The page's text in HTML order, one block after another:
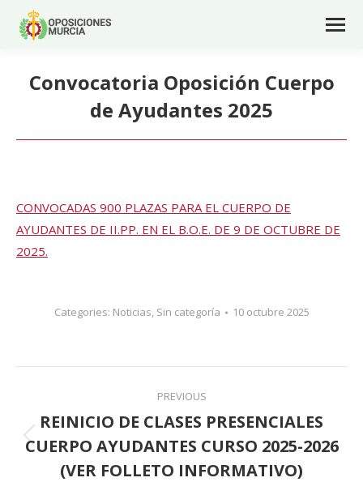
Convocatoria Oposición Cuerpo
de Ayudantes 2025
CONVOCADAS 900 PLAZAS PARA EL CUERPO DE
AYUDANTES DE II.PP. EN EL B.O.E. DE 9 DE OCTUBRE DE
2025.
Categories: Noticias, Sin categoría 10 octubre 2025
navigation
PREVIOUS
Previous
post:
REINICIO DE CLASES PRESENCIALES
CUERPO AYUDANTES CURSO 2025-2026
(VER FOLLETO INFORMATIVO)